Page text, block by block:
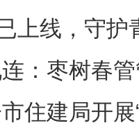
上线，守护
：枣树春
住建局开